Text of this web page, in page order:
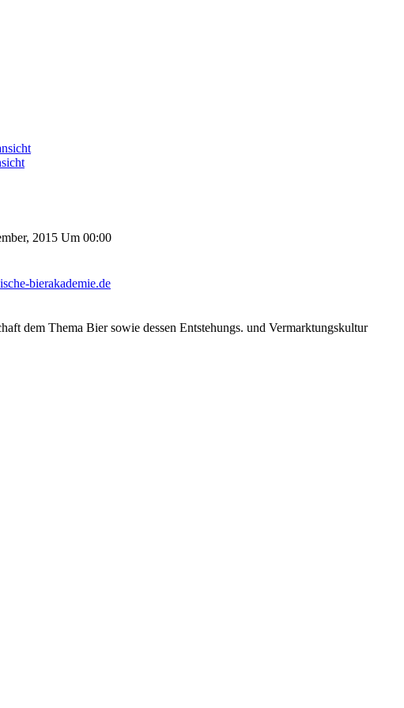
2015 Um 00:00
bierakademie.de
dem Thema Bier sowie dessen Entstehungs. und Vermarktungskultur